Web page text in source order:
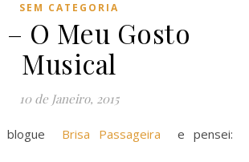
SEM CATEGORIA
– O Meu Gosto
Musical
10 de Janeiro, 2015
blogue Brisa Passageira
e pensei: